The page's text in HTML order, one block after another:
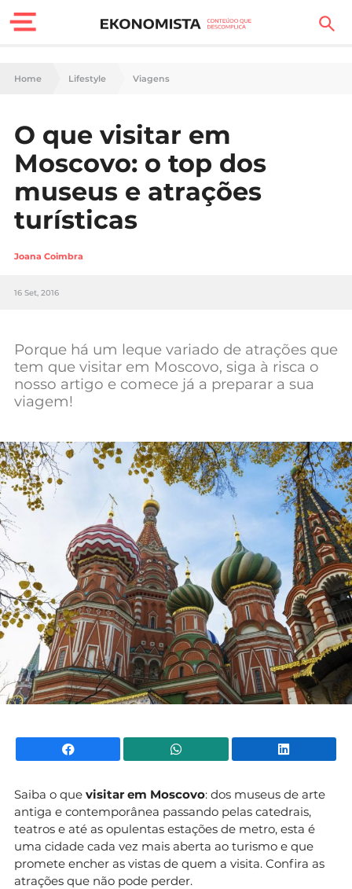
Finanças Pessoais
Carreira
Casa
Lifestyle
Sociedade
Tecnologia
Negócios
Mundial 2026
Home Lifestyle Viagens
O que visitar em
Moscovo: o top dos
museus e atrações
turísticas
Joana Coimbra
16 Set, 2016
Porque há um leque variado de atrações que
tem que visitar em Moscovo, siga à risca o
nosso artigo e comece já a preparar a sua
viagem!
Facebook WhatsApp
Saiba o que visitar em Moscovo: dos museus de arte
antiga e contemporânea passando pelas catedrais,
teatros e até as opulentas estações de metro, esta é
uma cidade cada vez mais aberta ao turismo e que
promete encher as vistas de quem a visita. Confira as
atrações que não pode perder.